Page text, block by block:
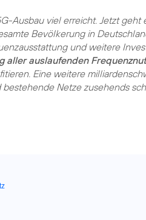
Ausbau viel erreicht. Jetzt
Bevölkerung in
und weitere
aller auslaufenden
Eine weitere
Netze zusehends